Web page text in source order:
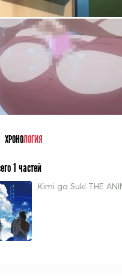
ХРОНОЛОГИЯ
1 частей
Kimi ga Suki THE